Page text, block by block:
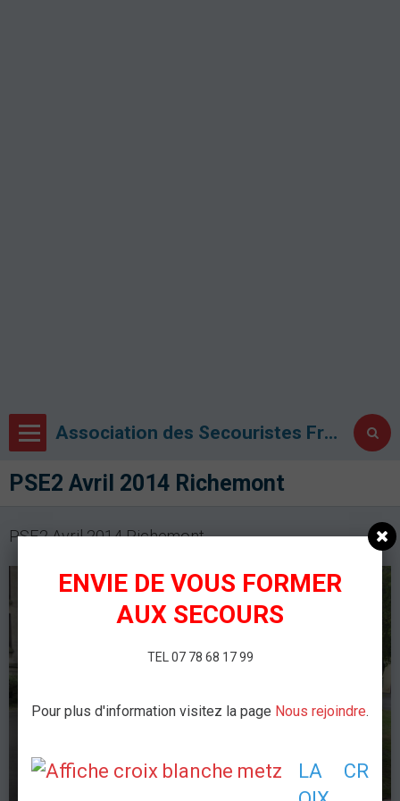
Association des Secouristes Français Croix Blanche de Metz
PSE2 Avril 2014 Richemont
PSE2 Avril 2014 Richemont
ENVIE DE VOUS FORMER
AUX SECOURS
TEL 07 78 68 17 99
Pour plus d'information visitez la page Nous rejoindre.
LA CR